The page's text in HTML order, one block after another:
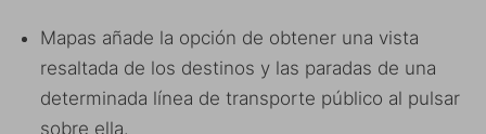
Mapas añade la opción de obtener una vista
resaltada de los destinos y las paradas de una
determinada línea de transporte público al pulsar
sobre ella.